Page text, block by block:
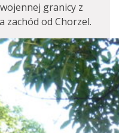
granicy z
zachód od Chorzel.